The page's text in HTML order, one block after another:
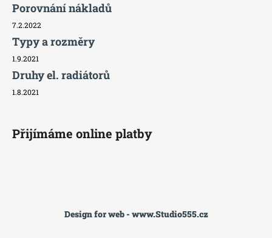
Porovnání nákladů
7.2.2022
Typy a rozměry
1.9.2021
Druhy el. radiátorů
1.8.2021
Přijímáme online platby
Design for web - www.Studio555.cz